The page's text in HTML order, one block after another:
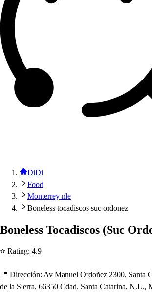
DiDi
Food
Monterrey nle
Boneless tocadiscos suc ordonez
Boneless Tocadiscos (Suc
⭐ Rating: 4.9
📍 Dirección: Av Manuel Ordoñez 2300, Santa
de la Sierra, 66350 Cdad. Santa Catarina, N.L.,